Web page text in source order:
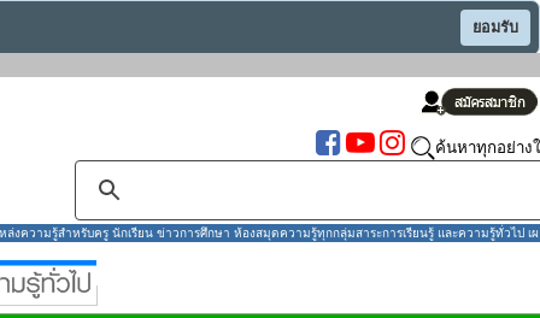
ยอมรับ
ค้นหาทุกอย่าง
งความรู้สำหรับครู นักเรียน ข่าวการศึกษา ห้องสมุดความรู้ทุกกลุ่มสาระการเรียนรู้ และความรู้ทั่วไป เ